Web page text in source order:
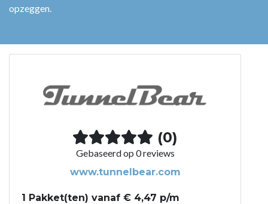
opzeggen.
(0)
Gebaseerd op 0 reviews
www.tunnelbear.com
1 Pakket(ten) vanaf € 4,47 p/m